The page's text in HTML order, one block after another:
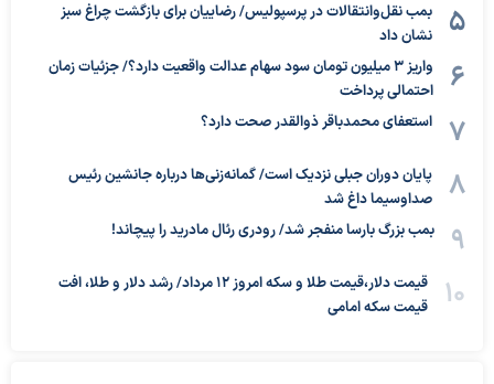
بمب نقل‌وانتقالات در پرسپولیس/ رضاییان برای بازگشت چراغ سبز
نشان داد
واریز ۳ میلیون تومان سود سهام عدالت واقعیت دارد؟/ جزئیات زمان
احتمالی پرداخت
استعفای محمدباقر ذوالقدر صحت دارد؟
پایان دوران جبلی نزدیک است/ گمانه‌زنی‌ها درباره جانشین رئیس
صداوسیما داغ شد
بمب بزرگ بارسا منفجر شد/ رودری رئال مادرید را پیچاند!
قیمت دلار،قیمت طلا و سکه امروز ۱۲ مرداد/ رشد دلار و طلا، افت
قیمت سکه امامی